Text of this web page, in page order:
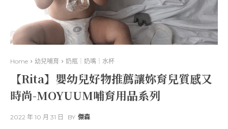
Home 幼兒哺育 奶瓶｜奶嘴｜水杯
【Rita】嬰幼兒好物推薦讓妳育兒質感又
時尚-MOYUUM哺育用品系列
2022 年 10 月 31 日 BY 傑森